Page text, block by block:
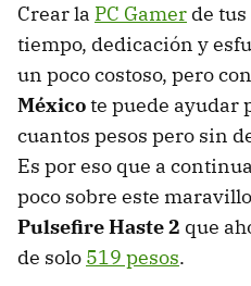
Crear la PC Gamer de
tiempo, dedicación y
un poco costoso, pero
Méxicote puede ayudar
cuantos pesos pero sin
Es por eso que a
poco sobre este
Pulsefire Haste 2 que
de solo 519 pesos.